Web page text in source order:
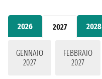
2026 2027 2028
GENNAIO
2027
FEBBRAIO
2027